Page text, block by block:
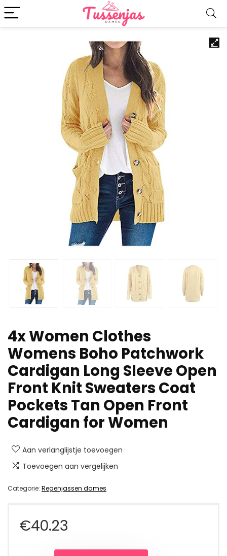
4x Women Clothes
Womens Boho Patchwork
Cardigan Long Sleeve Open
Front Knit Sweaters Coat
Pockets Tan Open Front
Cardigan for Women
Aan verlanglijstje toevoegen
Toevoegen aan vergelijken
Categorie: Regenjassen dames
€40.23